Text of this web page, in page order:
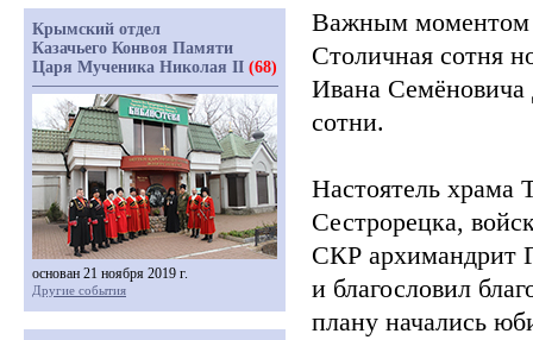
Важным моментом
Столичная сотня
Ивана Семёновича
сотни.
Настоятель храма
Сестрорецка,
СКР архимандрит
и благословил
плану начались
Крымский отдел
Казачьего Конвоя Памяти
Царя Мученика Николая II (68)
основан 21 ноября 2019 г.
Другие события